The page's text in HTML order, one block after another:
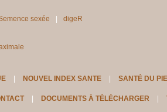
sexée digeR
NOUVEL INDEX SANTE SANTÉ DU
DOCUMENTS À TÉLÉCHARGER